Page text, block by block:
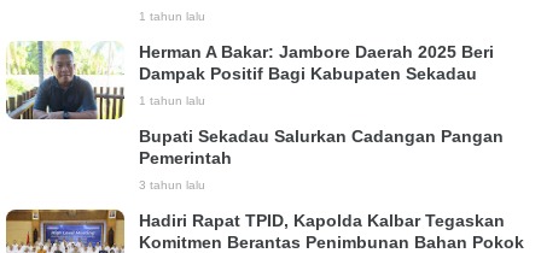
1 tahun lalu
Herman A Bakar: Jambore Daerah 2025 Beri
Dampak Positif Bagi Kabupaten Sekadau
1 tahun lalu
Bupati Sekadau Salurkan Cadangan Pangan
Pemerintah
3 tahun lalu
Hadiri Rapat TPID, Kapolda Kalbar Tegaskan
Komitmen Berantas Penimbunan Bahan Pokok